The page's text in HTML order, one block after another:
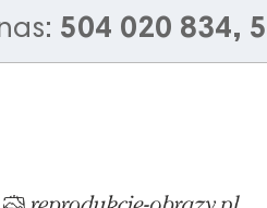
504 020 834,